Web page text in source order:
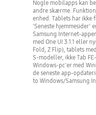
Nogle mobilapps kan
andre skærme.
enhed. Tablets har
'Seneste hjemmesider'
Samsung Internet-
med One UI 3.1.1 eller
Fold, Z Flip), tablets
S-modeller, ikke Tab
Windows-pc'er med
de seneste app-
to Windows/Samsung